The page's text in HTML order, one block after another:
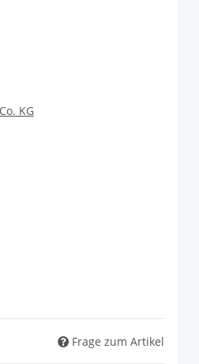
KG
Frage zum Artikel